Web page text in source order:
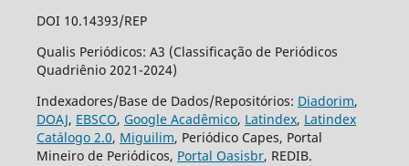
DOI 10.14393/REP
Qualis Periódicos: A3 (Classificação de Periódicos
Quadriênio 2021-2024)
Indexadores/Base de Dados/Repositórios: Diadorim,
DOAJ, EBSCO, Google Acadêmico, Latindex, Latindex
Catálogo 2.0, Miguilim, Periódico Capes, Portal
Mineiro de Periódicos, Portal Oasisbr, REDIB.